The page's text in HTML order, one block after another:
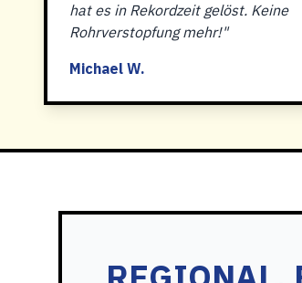
hat es in Rekordzeit gelöst. Keine
Rohrverstopfung mehr!"
Michael W.